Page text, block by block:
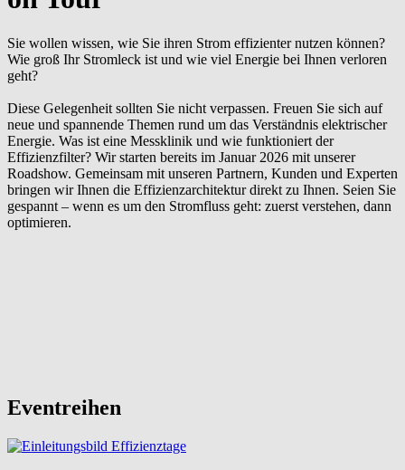
Sie wollen wissen, wie Sie ihren Strom effizienter nutzen können?
Wie groß Ihr Stromleck ist und wie viel Energie bei Ihnen verloren
geht?
Diese Gelegenheit sollten Sie nicht verpassen. Freuen Sie sich auf
neue und spannende Themen rund um das Verständnis elektrischer
Energie. Was ist eine Messklinik und wie funktioniert der
Effizienzfilter? Wir starten bereits im Januar 2026 mit unserer
Roadshow. Gemeinsam mit unseren Partnern, Kunden und Experten
bringen wir Ihnen die Effizienzarchitektur direkt zu Ihnen. Seien Sie
gespannt – wenn es um den Stromfluss geht: zuerst verstehen, dann
optimieren.
Eventreihen